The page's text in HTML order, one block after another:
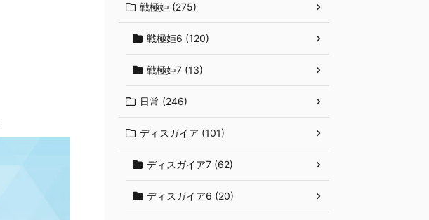
戦極姫 (275)
戦極姫6 (120)
戦極姫7 (13)
日常 (246)
ディスガイア (101)
ディスガイア7 (62)
ディスガイア6 (20)